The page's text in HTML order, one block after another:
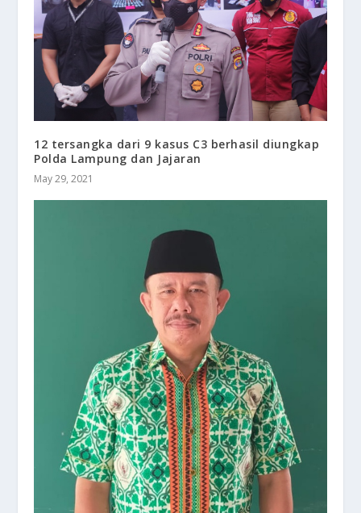
12 tersangka dari 9 kasus C3 berhasil diungkap
Polda Lampung dan Jajaran
May 29, 2021